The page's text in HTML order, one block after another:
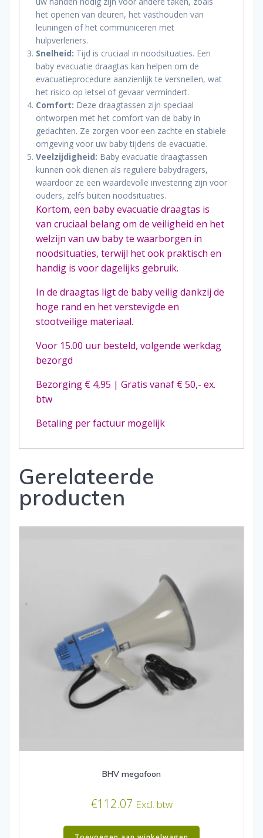
het openen van deuren, het vasthouden van
leuningen of het communiceren met
hulpverleners.
Snelheid: Tijd is cruciaal in noodsituaties. Een
baby evacuatie draagtas kan helpen om de
evacuatieprocedure aanzienlijk te versnellen, wat
het risico op letsel of gevaar vermindert.
Comfort: Deze draagtassen zijn speciaal
ontworpen met het comfort van de baby in
gedachten. Ze zorgen voor een zachte en stabiele
omgeving voor uw baby tijdens de evacuatie.
Veelzijdigheid: Baby evacuatie draagtassen
kunnen ook dienen als reguliere babydragers,
waardoor ze een waardevolle investering zijn voor
ouders, zelfs buiten noodsituaties.
Kortom, een baby evacuatie draagtas is
van cruciaal belang om de veiligheid en het
welzijn van uw baby te waarborgen in
noodsituaties, terwijl het ook praktisch en
handig is voor dagelijks gebruik.
In de draagtas ligt de baby veilig dankzij de
hoge rand en het verstevigde en
stootveilige materiaal.
Voor 15.00 uur besteld, volgende werkdag
bezorgd
Bezorging € 4,95 | Gratis vanaf € 50,- ex.
btw
Betaling per factuur mogelijk
Gerelateerde
producten
BHV megafoon
€112.07 Excl. btw